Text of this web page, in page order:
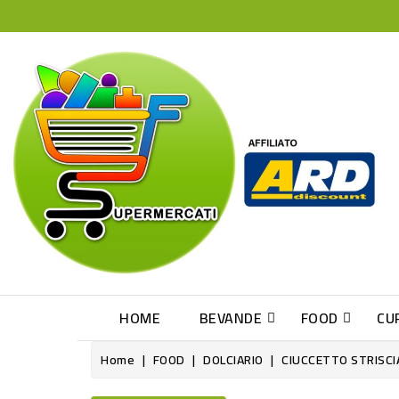
HOME BEVANDE FOOD
Home FOOD DOLCIARIO CIUCCETTO